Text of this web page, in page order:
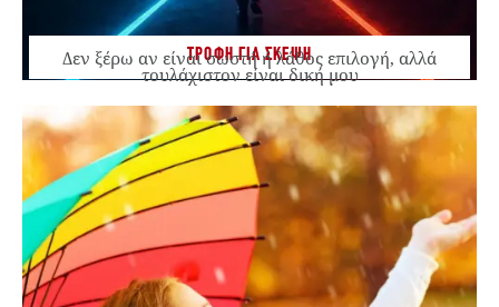
ΤΡΟΦΗ ΓΙΑ ΣΚΕΨΗ
Δεν ξέρω αν είναι σωστή ή λάθος επιλογή, αλλά
τουλάχιστον είναι δική μου